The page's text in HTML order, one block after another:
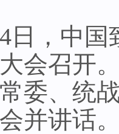
，中国
会召开
委、统
并讲话